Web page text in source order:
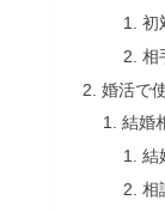
初
相
婚活で
結婚
結
相